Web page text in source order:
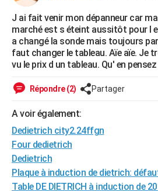
Essais
Réserver un essai
Citadines
Berlines
SUV
Forum auto
+HIGH-TECH
Mobiles
Meilleur smartphone
Internet
Ordinateurs
Jeux vidéo
Guide high-tech
+BRICOLAGE
Forum
Aménagement intérieur
Extérieur
Cuisine
Salle de bains
Jardinage
Rangement
Guides de France
Escapades
Patrimoine
Expositions
Musées
Week-end nature
Art de vivre
Bien-être
Loisirs
Mode
Modes de vie
Alimentation
Guide de la santé
Maladies
Médicaments
Sommeil
VOYAGE
PHOTO
J ai fait venir mon dépanneur car
marché est s éteint aussitôt pour l
a changé la sonde mais toujours
faut changer le tableau. Aïe aïe. Je
vu le prix d un tableau. Qu' en
Répondre (2) Partager
A voir également:
Dedietrich city2.24ffgn
Four dedietrich
Dedietrich
Plaque à induction de dietrich:
Table DE DIETRICH à induction de